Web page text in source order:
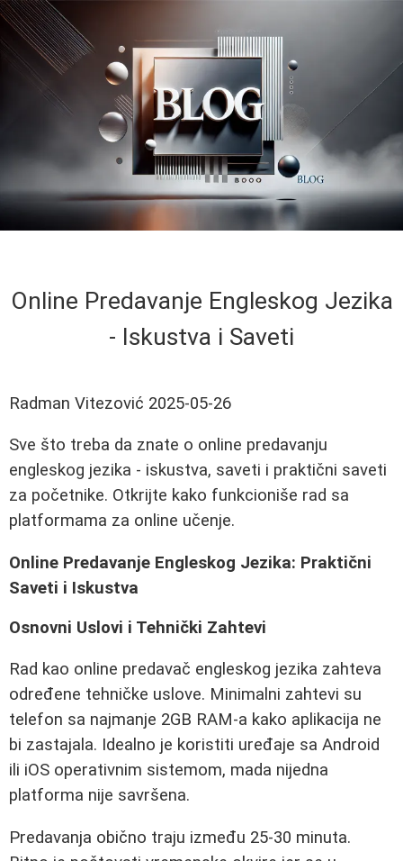
Online Predavanje Engleskog Jezika
- Iskustva i Saveti
Radman Vitezović 2025-05-26
Sve što treba da znate o online predavanju
engleskog jezika - iskustva, saveti i praktični saveti
za početnike. Otkrijte kako funkcioniše rad sa
platformama za online učenje.
Online Predavanje Engleskog Jezika: Praktični
Saveti i Iskustva
Osnovni Uslovi i Tehnički Zahtevi
Rad kao online predavač engleskog jezika zahteva
određene tehničke uslove. Minimalni zahtevi su
telefon sa najmanje 2GB RAM-a kako aplikacija ne
bi zastajala. Idealno je koristiti uređaje sa Android
ili iOS operativnim sistemom, mada nijedna
platforma nije savršena.
Predavanja obično traju između 25-30 minuta.